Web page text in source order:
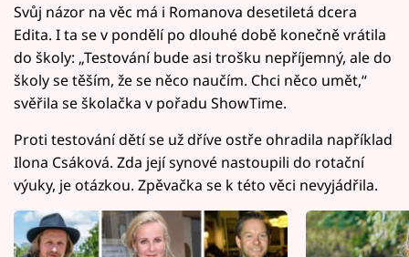
Svůj názor na věc má i Romanova desetiletá dcera
Edita. I ta se v pondělí po dlouhé době konečně vrátila
do školy: „Testování bude asi trošku nepříjemný, ale do
školy se těším, že se něco naučím. Chci něco umět,“
svěřila se školačka v pořadu ShowTime.
Proti testování dětí se už dříve ostře ohradila například
Ilona Csáková. Zda její synové nastoupili do rotační
výuky, je otázkou. Zpěvačka se k této věci nevyjádřila.